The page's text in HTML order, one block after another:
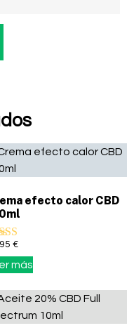
efecto calor CBD
con
€
más